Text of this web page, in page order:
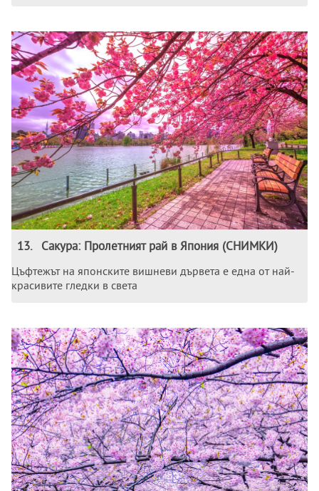
13. Сакура: Пролетният рай в Япония (СНИМКИ)
Цъфтежът на японските вишневи дървета е една от най-
красивите гледки в света